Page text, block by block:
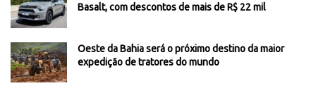
Basalt, com descontos de mais de R$ 22 mil
Oeste da Bahia será o próximo destino da maior
expedição de tratores do mundo